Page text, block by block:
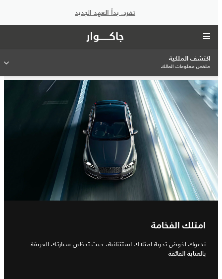
تفرد. بدأ العهد الجديد
اكتشف الملكية
ملخص معلومات المالك
امتلك الفخامة
ندعوك لخوض تجربة امتلاك استثنائية، حيث تحظى سيارتك العريقة
بالعناية الفائقة